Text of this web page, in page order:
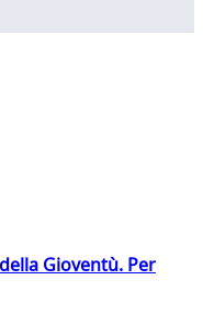
Gioventù. Per